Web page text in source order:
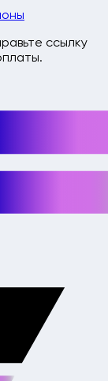
ссылку